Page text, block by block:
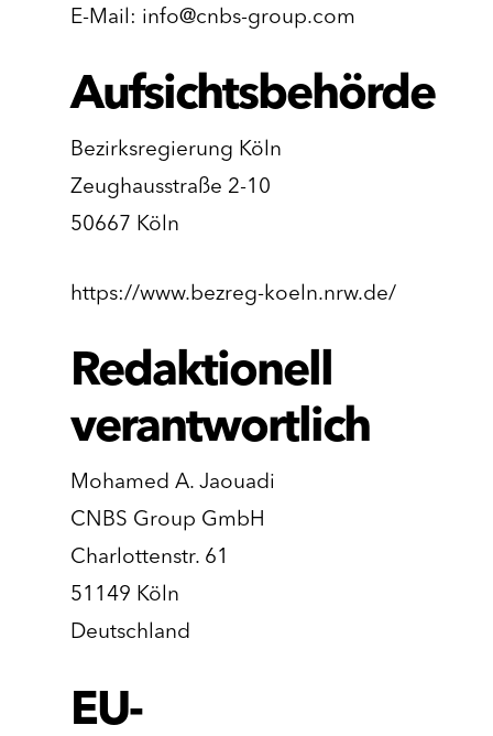
E-Mail: info@cnbs-group.com
Aufsichtsbehörde
Bezirksregierung Köln
Zeughausstraße 2-10
50667 Köln
https://www.bezreg-koeln.nrw.de/
Redaktionell
verantwortlich
Mohamed A. Jaouadi
CNBS Group GmbH
Charlottenstr. 61
51149 Köln
Deutschland
EU-